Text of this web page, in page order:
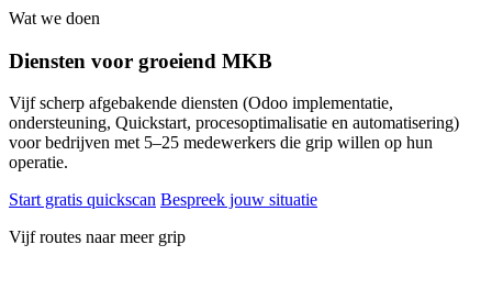
Wat we doen
Diensten voor groeiend MKB
Vijf scherp afgebakende diensten (Odoo implementatie,
ondersteuning, Quickstart, procesoptimalisatie en automatisering)
voor bedrijven met 5–25 medewerkers die grip willen op hun
operatie.
Start gratis quickscan Bespreek jouw situatie
Vijf routes naar meer grip